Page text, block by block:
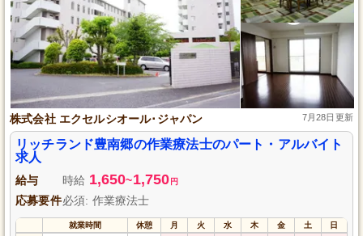
株式会社 エクセルシオール･ジャパン 7月28日更新
リッチランド豊南郷の作業療法士のパート・アルバイト
求人
給与 時給 1,650~1,750 円
応募要件必須: 作業療法士
就業時間 休憩 月 火 水 木 金 土 日